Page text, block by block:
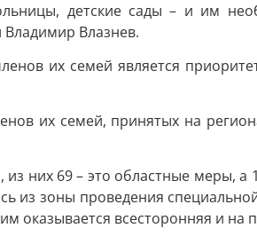
детские сады – и им
Влазнев.
их семей является
их семей, принятых на
них 69 – это областные меры,
из зоны проведения
всесторонняя и на